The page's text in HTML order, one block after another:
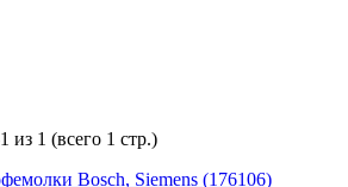
из 1 (всего 1 стр.)